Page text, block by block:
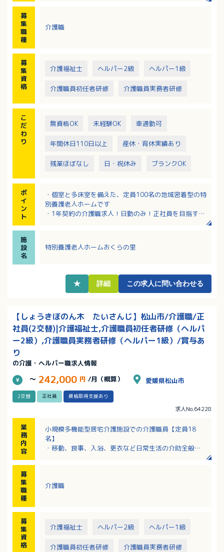
からスタートできます
募
集
職
種
介護職
募
集
資
格
介護福祉士 ヘルパー2級 ヘルパー1級
介護職員初任者研修 介護職員実務者研修
こ
だ
わ
り
無資格OK 未経験OK 車通勤可
年間休日110日以上 産休・育休実績あり
残業ほぼなし 日・祝休み ブランクOK
ポ
イ
ン
ト
・個室と多床室を備えた、定員100名の地域密着型の特
別養護老人ホームです
・1年契約の介護職求人！日勤のみ！正社員を目指すこ
ランスを大切にしたい方にもおすすめ！
・契約社員の方も賞与あり！前年度の支給実績は2.0ヶ
施
設
名
特別養護老人ホームおくらの里
★ 詳細 この求人に問い合わせる
【しょうきぼのん木 たいさんじ】松山市/介護職/正
社員(2交替)|介護福祉士,介護職員初任者研修（ヘルパ
ー2級）,介護職員実務者研修（ヘルパー1級）/賞与あ
り
の介護・ヘルパー職求人情報
～ 242,000 円 /月（概算） 愛媛県松山市
2交替 正社員 資格取得支援あり
求人No.64228
業
務
内
容
小規模多機能型居宅介護施設での介護職員【定員18
名】
・移動、食事、入浴、更衣など日常生活の介助全般
・介護記録の作成（ラウド型ソフトを使用、PC・タブ
募
集
職
種
介護職
募
集
資
格
介護福祉士 ヘルパー2級 ヘルパー1級
介護職員初任者研修 介護職員実務者研修